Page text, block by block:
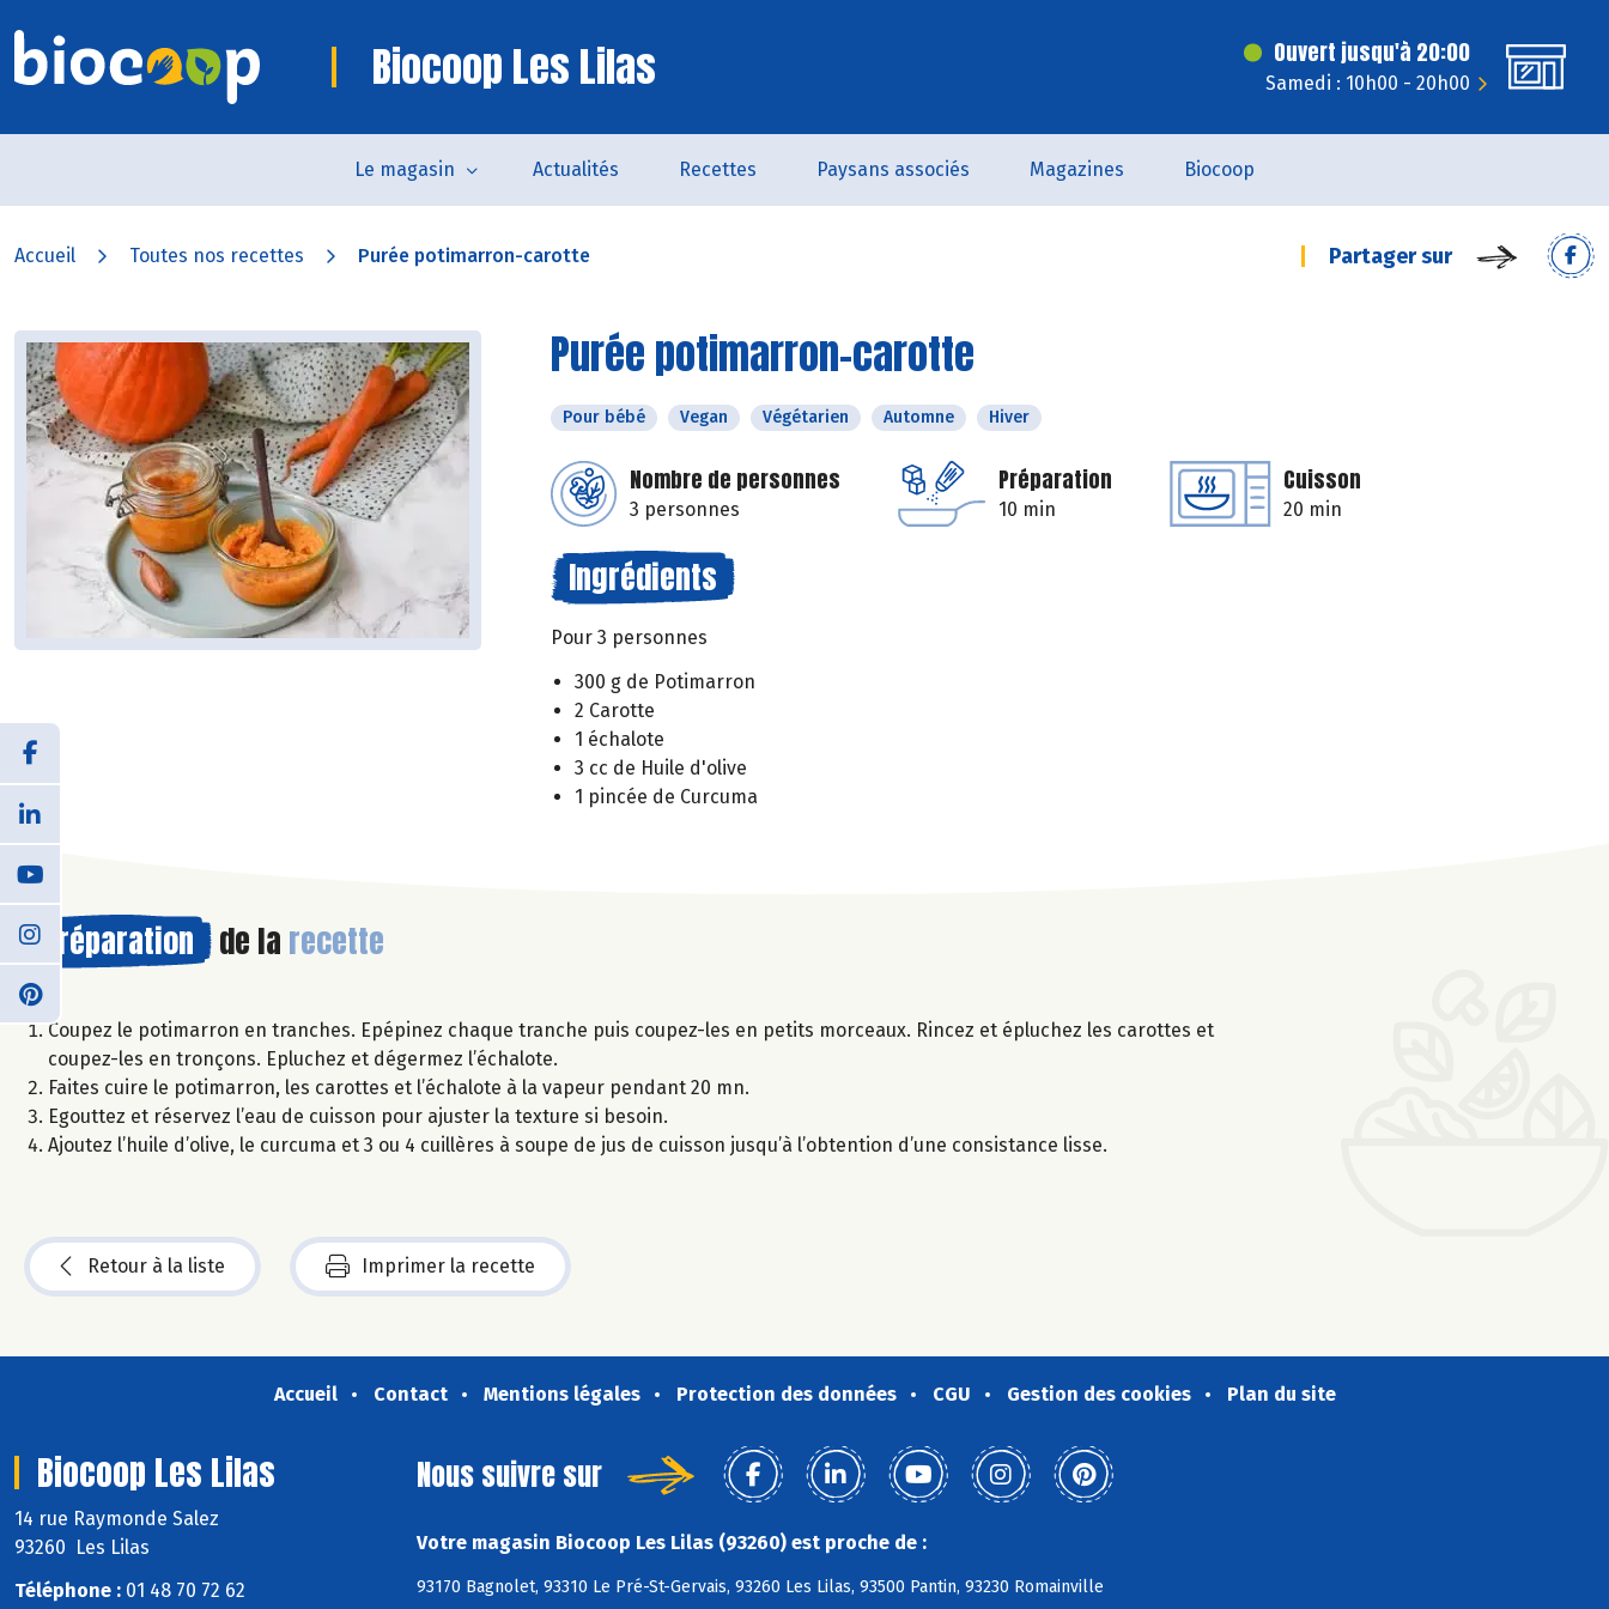
Biocoop Les Lilas Ouvert jusqu'à 20:00
Samedi : 10h00 - 20h00
Le magasin Actualités Recettes Paysans associés Magazines Biocoop
Accueil Toutes nos recettes Purée potimarron-carotte Partager sur
Purée potimarron-carotte
Pour bébé Vegan Végétarien Automne Hiver
Nombre de personnes
3 personnes
Préparation
10 min
Cuisson
20 min
Ingrédients
Pour 3 personnes
300 g de Potimarron
2 Carotte
1 échalote
3 cc de Huile d'olive
1 pincée de Curcuma
Préparation de la recette
Coupez le potimarron en tranches. Epépinez chaque tranche puis coupez-les en petits morceaux. Rincez et épluchez les carottes et
coupez-les en tronçons. Epluchez et dégermez l’échalote.
Faites cuire le potimarron, les carottes et l’échalote à la vapeur pendant 20 mn.
Egouttez et réservez l’eau de cuisson pour ajuster la texture si besoin.
Ajoutez l’huile d’olive, le curcuma et 3 ou 4 cuillères à soupe de jus de cuisson jusqu’à l’obtention d’une consistance lisse.
Retour à la liste Imprimer la recette
Accueil Contact Mentions légales Protection des données CGU Gestion des cookies Plan du site
Biocoop Les Lilas
14 rue Raymonde Salez
93260 Les Lilas
Téléphone : 01 48 70 72 62
Nous suivre sur
Votre magasin Biocoop Les Lilas (93260) est proche de :
93170 Bagnolet, 93310 Le Pré-St-Gervais, 93260 Les Lilas, 93500 Pantin, 93230 Romainville